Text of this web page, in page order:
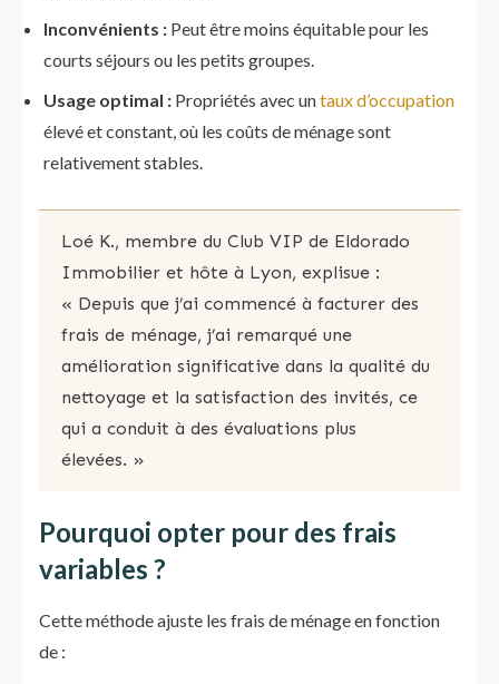
Inconvénients : Peut être moins équitable pour les
courts séjours ou les petits groupes.
Usage optimal : Propriétés avec untaux d’occupation
élevé et constant, où les coûts de ménage sont
relativement stables.
Loé K., membre du Club VIP de Eldorado
Immobilier et hôte à Lyon, explisue :
« Depuis que j’ai commencé à facturer des
frais de ménage, j’ai remarqué une
amélioration significative dans la qualité du
nettoyage et la satisfaction des invités, ce
qui a conduit à des évaluations plus
élevées. »
Pourquoi opter pour des frais
variables ?
Cette méthode ajuste les frais de ménage en fonction
de :